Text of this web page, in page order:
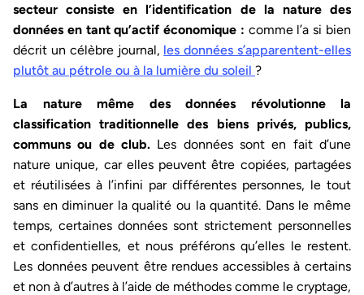
secteur consiste en l’identification de la nature des
données en tant qu’actif économique : comme l’a si bien
décrit un célèbre journal, les données s’apparentent-elles
plutôt au pétrole ou à la lumière du soleil ?
La nature même des données révolutionne la
classification traditionnelle des biens privés, publics,
communs ou de club. Les données sont en fait d’une
nature unique, car elles peuvent être copiées, partagées
et réutilisées à l’infini par différentes personnes, le tout
sans en diminuer la qualité ou la quantité. Dans le même
temps, certaines données sont strictement personnelles
et confidentielles, et nous préférons qu’elles le restent.
Les données peuvent être rendues accessibles à certains
et non à d’autres à l’aide de méthodes comme le cryptage,